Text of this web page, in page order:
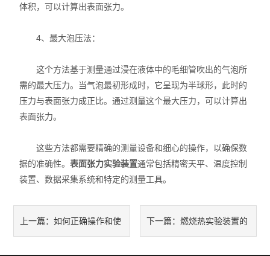
体积，可以计算出表面张力。
4、最大泡压法：
这个方法基于测量通过浸在液体中的毛细管吹出的气泡所
需的最大压力。当气泡最初形成时，它呈现为半球形，此时的
压力与表面张力成正比。通过测量这个最大压力，可以计算出
表面张力。
这些方法都需要精确的测量设备和细心的操作，以确保数
据的准确性。表面张力实验装置通常包括精密天平、温度控制
装置、数据采集系统和特定的测量工具。
上一篇：如何正确操作和使 下一篇： 燃烧热实验装置的